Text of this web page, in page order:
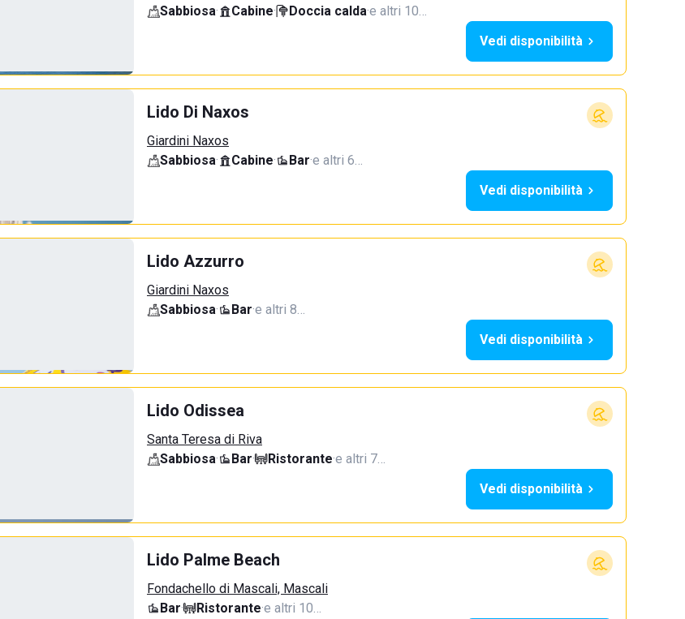
Sabbiosa· Cabine· Doccia calda·e altri 10…
Vedi disponibilità
Lido Di Naxos
Giardini Naxos
Sabbiosa· Cabine· Bar·e altri 6…
Vedi disponibilità
Lido Azzurro
Giardini Naxos
Sabbiosa· Bar·e altri 8…
Vedi disponibilità
Lido Odissea
Santa Teresa di Riva
Sabbiosa· Bar· Ristorante·e altri 7…
Vedi disponibilità
Lido Palme Beach
Fondachello di Mascali, Mascali
Bar· Ristorante·e altri 10…